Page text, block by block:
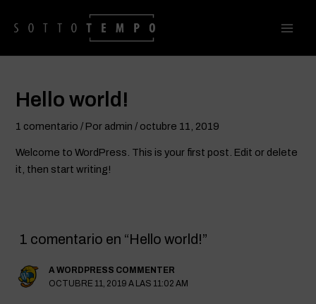
Hello world!
1 comentario / Por admin/ octubre 11, 2019
Welcome to WordPress. This is your first post. Edit or delete
it, then start writing!
1 comentario en “Hello world!”
A WORDPRESS COMMENTER
OCTUBRE 11, 2019 A LAS 11:02 AM